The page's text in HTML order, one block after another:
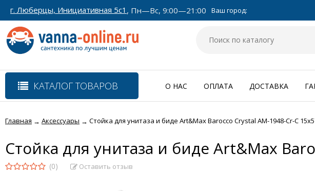
г. Люберцы, Инициативная 5с1 , Пн—Вс, 9:00—21:00 Ваш город:
КАТАЛОГ ТОВАРОВ О НАС ОПЛАТА ДОСТАВКА
Главная → Аксессуары → Стойка для унитаза и биде Art&Max Barocco Crystal AM-1948-Cr-C
Стойка для унитаза и биде Art&Max
(0) Оставить отзыв